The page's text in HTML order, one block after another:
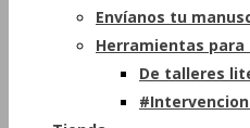
Envíanos tu
Herramientas para
De talleres